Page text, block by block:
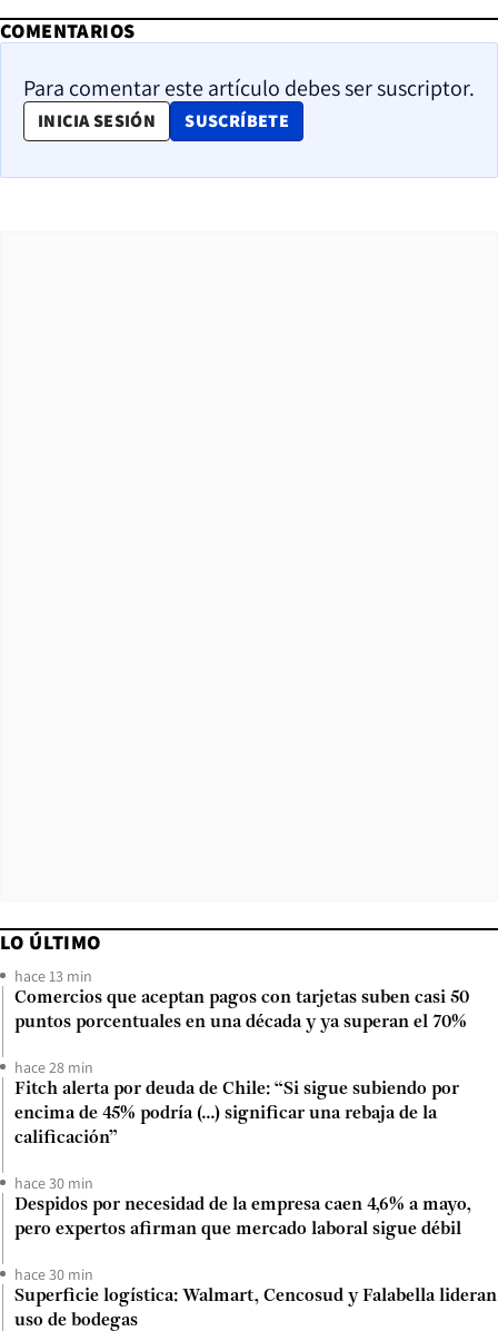
COMENTARIOS
Para comentar este artículo debes ser suscriptor.
INICIA SESIÓN SUSCRÍBETE
OPENS IN NEW WINDOW
LO ÚLTIMO
hace 13 min
Comercios que aceptan pagos con tarjetas suben casi 50
puntos porcentuales en una década y ya superan el 70%
hace 28 min
Fitch alerta por deuda de Chile: “Si sigue subiendo por
encima de 45% podría (...) significar una rebaja de la
calificación”
hace 30 min
Despidos por necesidad de la empresa caen 4,6% a mayo,
pero expertos afirman que mercado laboral sigue débil
hace 30 min
Superficie logística: Walmart, Cencosud y Falabella lideran
uso de bodegas